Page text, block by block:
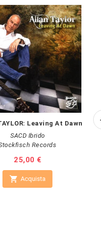
Leaving At Dawn
SACD Ibrido
Records
Prezzo
25,00 €
 Acquista